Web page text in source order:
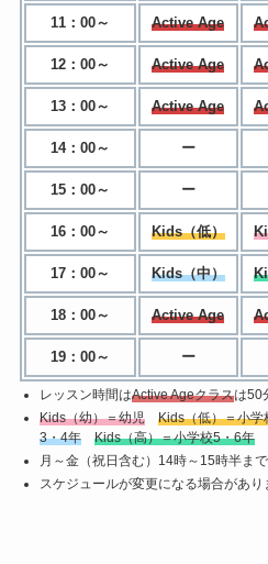
11：00～ Active Age
12：00～ Active Age
13：00～ Active Age
14：00～ ー
15：00～ ー
16：00～ Kids（低）
17：00～ Kids（中）
18：00～ Active Age
19：00～ ー
レッスン時間はActive Ageクラスは50
Kids（幼）＝幼児
Kids（低）＝小学
3・4年
Kids（高）＝小学校5・6年
月～金（祝日含む）14時～15時半ま
スケジュールが変更になる場合があり